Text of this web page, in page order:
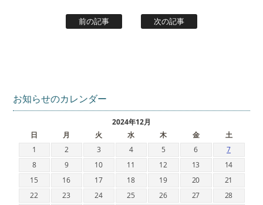
前の記事 次の記事
お知らせのカレンダー
2024年12月
日
月 火 水 木 金 土
1 2 3 4 5 6
7
8
9 10 11 12 13
14
15
16 17 18 19 20
21
22
23 24 25 26 27
28